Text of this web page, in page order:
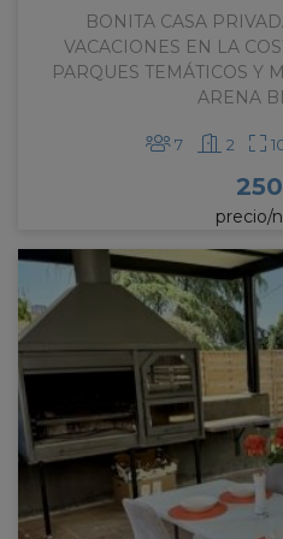
en ponerte en contacto
un servicio de atención
personalizado.
BONITA CASA
VACACIONES EN LA
PARQUES TEMÁTICOS Y
ARENA
7 2
250
precio/